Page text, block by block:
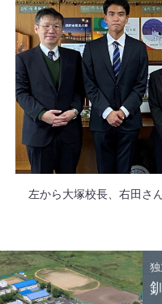
左から大塚校長、右田さ
独